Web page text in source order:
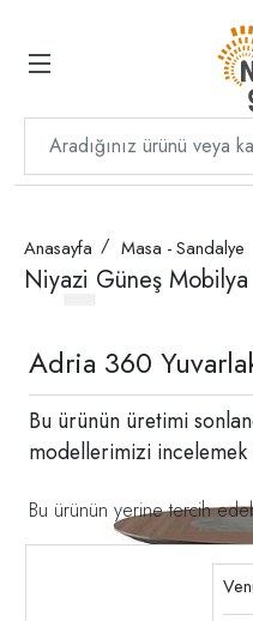
Anasayfa Masa - Sandalye
Niyazi Güneş Mobilya
Adria 360
Bu ürünün üretimi
modellerimizi
Bu ürünün yerine tercih